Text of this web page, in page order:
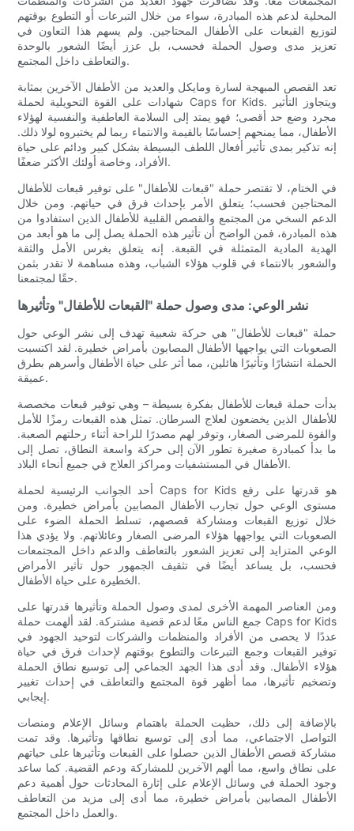
المحلية لدعم هذه المبادرة، سواء من خلال التبرعات أو التطوع بوقتهم
لتوزيع القبعات على الأطفال المحتاجين. ولم يسهم هذا التعاون في
تعزيز مدى وصول الحملة فحسب، بل عزز أيضًا الشعور بالوحدة
والتعاطف داخل المجتمع.
تعد القصص المبهجة لسارة ومايكل والعديد من الأطفال الآخرين بمثابة
شهادات على القوة التحويلية لحملة Caps for Kids. ويتجاوز التأثير
مجرد وضع حد أقصى؛ فهو يمتد إلى السلامة العاطفية والنفسية لهؤلاء
الأطفال، مما يمنحهم إحساسًا بالقيمة والانتماء ربما لم يختبروه لولا ذلك.
إنه تذكير بمدى تأثير أفعال اللطف البسيطة بشكل كبير ودائم على حياة
الأفراد، وخاصة أولئك الأكثر ضعفًا.
في الختام، لا تقتصر حملة "قبعات للأطفال" على توفير قبعات للأطفال
المحتاجين فحسب؛ يتعلق الأمر بإحداث فرق في حياتهم. ومن خلال
الدعم السخي من المجتمع والقصص القلبية للأطفال الذين استفادوا من
هذه المبادرة، فمن الواضح أن تأثير هذه الحملة يصل إلى ما هو أبعد من
الهدية المادية المتمثلة في القبعة. إنه يتعلق بغرس الأمل والثقة
والشعور بالانتماء في قلوب هؤلاء الشباب، وهذه مساهمة لا تقدر بثمن
حقًا لمجتمعنا.
نشر الوعي: مدى وصول حملة "القبعات للأطفال" وتأثيرها
حملة "قبعات للأطفال" هي حركة شعبية تهدف إلى نشر الوعي حول
الصعوبات التي يواجهها الأطفال المصابون بأمراض خطيرة. لقد اكتسبت
الحملة انتشارًا وتأثيرًا هائلين، مما أثر على حياة الأطفال وأسرهم بطرق
عميقة.
بدأت حملة قبعات للأطفال بفكرة بسيطة – وهي توفير قبعات مخصصة
للأطفال الذين يخضعون لعلاج السرطان. تمثل هذه القبعات رمزًا للأمل
والقوة للمرضى الصغار، وتوفر لهم مصدرًا للراحة أثناء رحلتهم الصعبة.
ما بدأ كمبادرة صغيرة تطور الآن إلى حركة واسعة النطاق، تصل إلى
الأطفال في المستشفيات ومراكز العلاج في جميع أنحاء البلاد.
أحد الجوانب الرئيسية لحملة Caps for Kids هو قدرتها على رفع
مستوى الوعي حول تجارب الأطفال المصابين بأمراض خطيرة. ومن
خلال توزيع القبعات ومشاركة قصصهم، تسلط الحملة الضوء على
الصعوبات التي يواجهها هؤلاء المرضى الصغار وعائلاتهم. ولا يؤدي هذا
الوعي المتزايد إلى تعزيز الشعور بالتعاطف والدعم داخل المجتمعات
فحسب، بل يساعد أيضًا في تثقيف الجمهور حول تأثير الأمراض
الخطيرة على حياة الأطفال.
ومن العناصر المهمة الأخرى لمدى وصول الحملة وتأثيرها قدرتها على
جمع الناس معًا لدعم قضية مشتركة. لقد ألهمت حملة Caps for Kids
عددًا لا يحصى من الأفراد والمنظمات والشركات لتوحيد الجهود في
توفير القبعات وجمع التبرعات والتطوع بوقتهم لإحداث فرق في حياة
هؤلاء الأطفال. وقد أدى هذا الجهد الجماعي إلى توسيع نطاق الحملة
وتضخيم تأثيرها، مما أظهر قوة المجتمع والتعاطف في إحداث تغيير
إيجابي.
بالإضافة إلى ذلك، حظيت الحملة باهتمام وسائل الإعلام ومنصات
التواصل الاجتماعي، مما أدى إلى توسيع نطاقها وتأثيرها. وقد تمت
مشاركة قصص الأطفال الذين حصلوا على القبعات وتأثيرها على حياتهم
على نطاق واسع، مما ألهم الآخرين للمشاركة ودعم القضية. كما ساعد
وجود الحملة في وسائل الإعلام على إثارة المحادثات حول أهمية دعم
الأطفال المصابين بأمراض خطيرة، مما أدى إلى مزيد من التعاطف
والعمل داخل المجتمع.